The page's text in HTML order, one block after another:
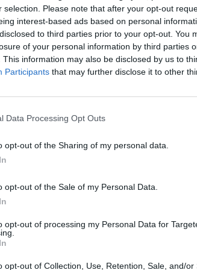
selection. Please note that after your opt-out
interest-based ads based on personal
to third parties prior to your opt-out. You
of your personal information by third parties
This information may also be disclosed by us to
Participants that may further disclose it to other
Data Processing Opt Outs
opt-out of the Sharing of my personal data.
opt-out of the Sale of my Personal Data.
opt-out of processing my Personal Data for
opt-out of Collection, Use, Retention, Sale, and/or
las telecomunicaciones se
Yahoo y AOL. La cantidad a
pagó Verizon por hacerse con
Yahoo Sports, que se ha
fantasyen las ligas
la ESL y Dreamhack pierde 12,2
Group (MTG) cerró el primer
hasta 100 millones de euros. Su
degamingaportó el 80% de la
suiza se asegura la renovación de
sido uno de los principales
y continuará durante cuatro